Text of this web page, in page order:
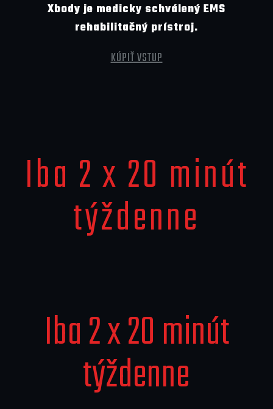
Xbody je medicky schválený EMS
rehabilitačný prístroj.
KÚPIŤ VSTUP
Iba 2 x 20 minút
týždenne
Iba 2 x 20 minút
týždenne